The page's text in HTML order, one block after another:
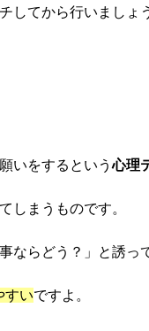
してから行いましょ
いをするという心理
しまうものです。
ならどう？」と誘っ
すいですよ。